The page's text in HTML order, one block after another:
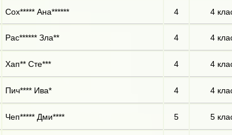
Сох***** Ана****** 4 4
Рас****** Зла** 4 4
Хап** Сте*** 4 4
Пич**** Ива* 4 4
Чеп***** Дми**** 5 5